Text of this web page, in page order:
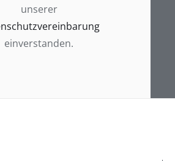
unserer
einverstanden.